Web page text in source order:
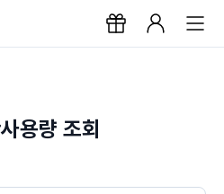
용량 조회